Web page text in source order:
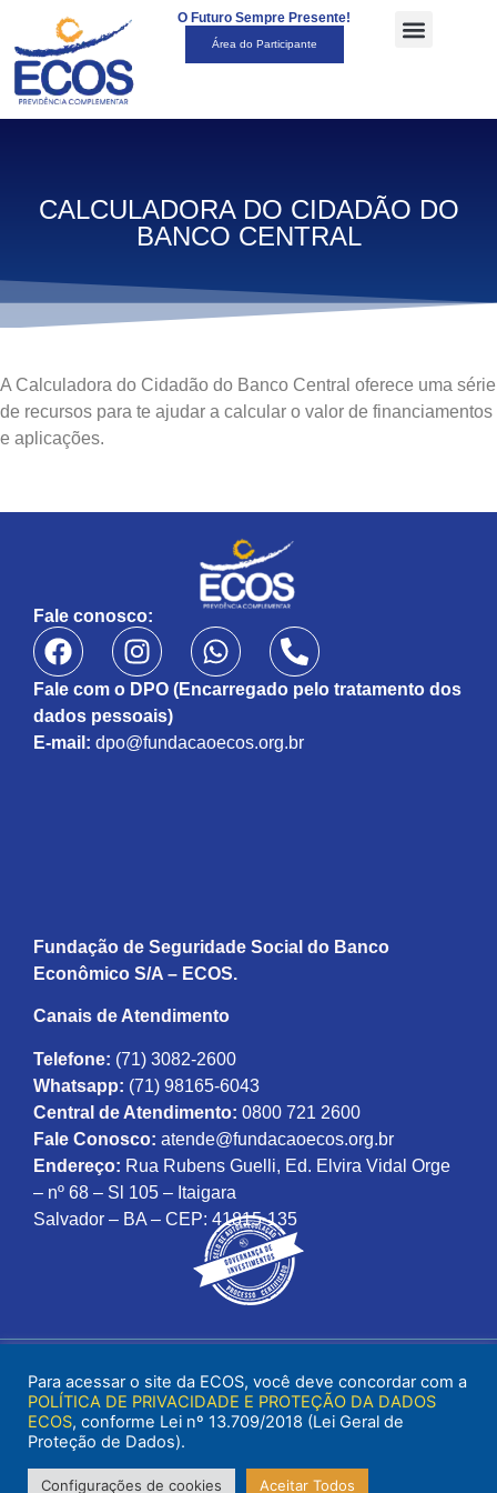
O Futuro Sempre Presente!
Área do Participante
CALCULADORA DO CIDADÃO DO
BANCO CENTRAL
A Calculadora do Cidadão do Banco Central oferece uma série
de recursos para te ajudar a calcular o valor de financiamentos
e aplicações.
Fale conosco:
Fale com o DPO (Encarregado pelo tratamento dos
dados pessoais)
E-mail: dpo@fundacaoecos.org.br
Fundação de Seguridade Social do Banco
Econômico S/A – ECOS.
Canais de Atendimento
Telefone: (71) 3082-2600
Whatsapp: (71) 98165-6043
Central de Atendimento: 0800 721 2600
Fale Conosco: atende@fundacaoecos.org.br
Endereço: Rua Rubens Guelli, Ed. Elvira Vidal Orge
– nº 68 – Sl 105 – Itaigara
Salvador – BA – CEP: 41815-135
Para acessar o site da ECOS, você deve concordar com a
POLÍTICA DE PRIVACIDADE E PROTEÇÃO DA DADOS
ECOS, conforme Lei nº 13.709/2018 (Lei Geral de
Proteção de Dados).
Configurações de cookies Aceitar Todos